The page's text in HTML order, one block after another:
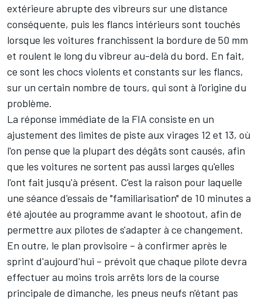
extérieure abrupte des vibreurs sur une distance
conséquente, puis les flancs intérieurs sont touchés
lorsque les voitures franchissent la bordure de 50 mm
et roulent le long du vibreur au-delà du bord. En fait,
ce sont les chocs violents et constants sur les flancs,
sur un certain nombre de tours, qui sont à l'origine du
problème.
La réponse immédiate de la FIA consiste en un
ajustement des limites de piste aux virages 12 et 13, où
l'on pense que la plupart des dégâts sont causés, afin
que les voitures ne sortent pas aussi larges qu'elles
l'ont fait jusqu'à présent. C'est la raison pour laquelle
une séance d'essais de "familiarisation" de 10 minutes a
été ajoutée au programme avant le shootout, afin de
permettre aux pilotes de s'adapter à ce changement.
En outre, le plan provisoire – à confirmer après le
sprint d'aujourd'hui – prévoit que chaque pilote devra
effectuer au moins trois arrêts lors de la course
principale de dimanche, les pneus neufs n'étant pas